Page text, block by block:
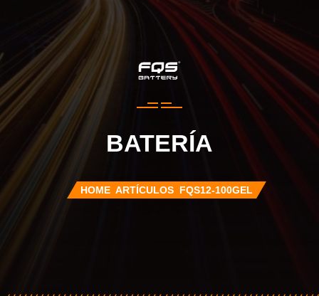
BATERÍA
HOME ARTÍCULOS FQS12-100GEL